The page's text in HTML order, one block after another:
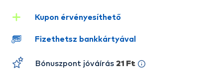
Kupon érvényesíthető
Fizethetsz bankkártyával
Bónuszpont jóváírás 21 Ft